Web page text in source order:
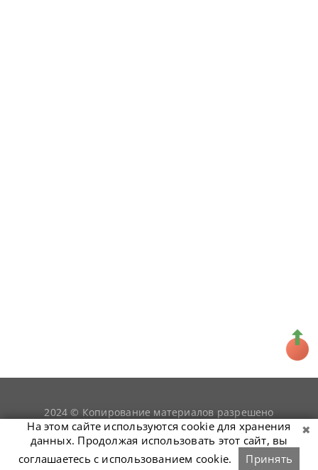
2024 © Копирование материалов разрешено
только при условии гиперссылки наsnookerist.ru
На этом сайте используются cookie для хранения
данных. Продолжая использовать этот сайт, вы
соглашаетесь с использованием cookie.
Принять